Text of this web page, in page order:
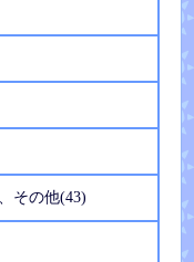
その他(43)